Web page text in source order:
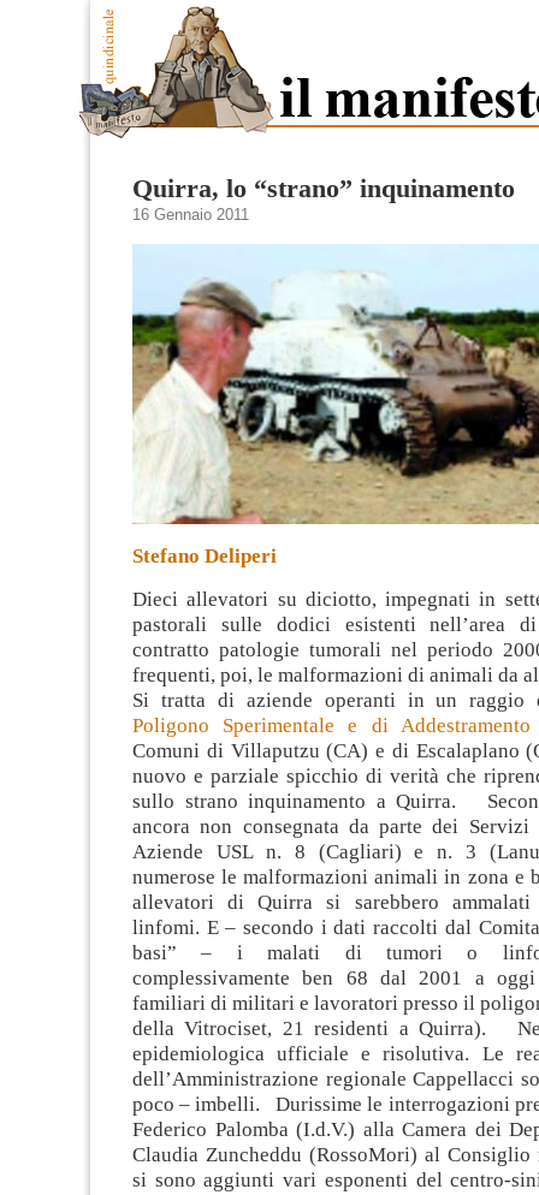
Quirra, lo “strano” inquinamento
16 Gennaio 2011
Stefano Deliperi
Dieci allevatori su diciotto, impegnati in
pastorali sulle dodici esistenti nell’area
contratto patologie tumorali nel periodo
frequenti, poi, le malformazioni di animali da
Si tratta diaziende operanti in un raggio
Poligono Sperimentale e di
Comuni di Villaputzu (CA) e di Escalaplano
nuovo e parziale spicchio di verità che
sullo strano inquinamento a Quirra.
ancora non consegnata da parte dei
Aziende USL n. 8 (Cagliari) e n. 3
numerose le malformazioni animali in zona e
allevatori di Quirra si sarebbero
linfomi. E – secondo i dati raccolti dal
basi” – i malati di tumori o
complessivamente ben 68 dal 2001 a
familiari di militari e lavoratori presso il
della Vitrociset, 21 residenti a Quirra).
epidemiologica ufficiale e risolutiva. Le
dell’Amministrazione regionale Cappellacci
poco – imbelli. Durissime le interrogazioni
Federico Palomba (I.d.V.) alla Camera dei
Claudia Zuncheddu (RossoMori) al Consiglio
si sono aggiunti vari esponenti del centro-